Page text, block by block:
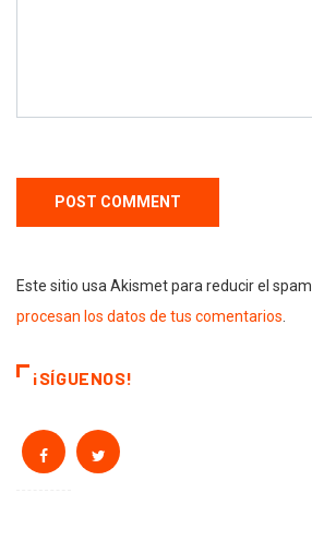
Este sitio usa Akismet para reducir el spam.
procesan los datos de tus comentarios
¡SÍGUENOS!